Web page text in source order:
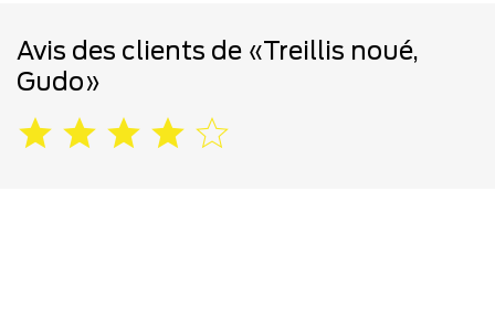
Avis des clients de «Treillis noué,
Gudo»